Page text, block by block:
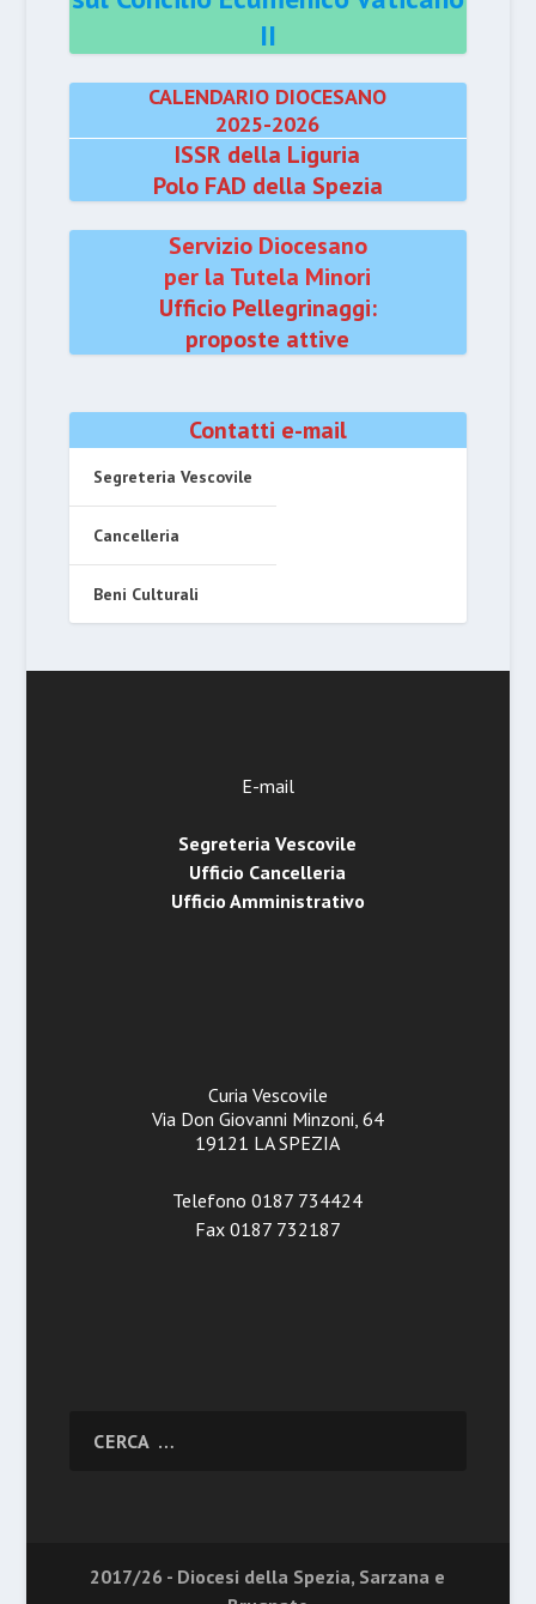
II
CALENDARIO DIOCESANO
2025-2026
ISSR della Liguria
Polo FAD della Spezia
Servizio Diocesano
per la Tutela Minori
Ufficio Pellegrinaggi:
proposte attive
Contatti e-mail
Segreteria Vescovile
Cancelleria
Beni Culturali
E-mail
Segreteria Vescovile
Ufficio Cancelleria
Ufficio Amministrativo
Curia Vescovile
Via Don Giovanni Minzoni, 64
19121 LA SPEZIA
Telefono 0187 734424
Fax 0187 732187
2017/26 - Diocesi della Spezia, Sarzana e